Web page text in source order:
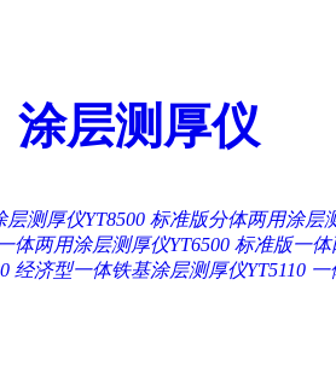
涂层测厚仪
测厚仪YT8500 标准版分体两用涂层
体两用涂层测厚仪YT6500 标准版一体
经济型一体铁基涂层测厚仪YT5110 一